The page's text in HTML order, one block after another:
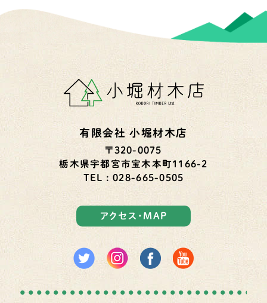
有限会社 小堀材木店
〒320-0075
栃木県宇都宮市宝木本町1166-2
TEL : 028-665-0505
アクセス・MAP